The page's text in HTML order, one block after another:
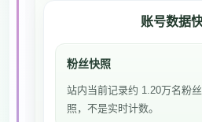
账号数据
粉丝快照
站内当前记录约 1.20万名粉
照，不是实时计数。